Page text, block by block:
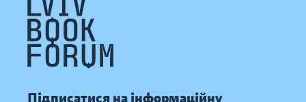
Підписатися на інформаційну